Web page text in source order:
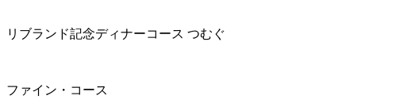
リブランド記念ディナーコース つむぐ
ファイン・コース